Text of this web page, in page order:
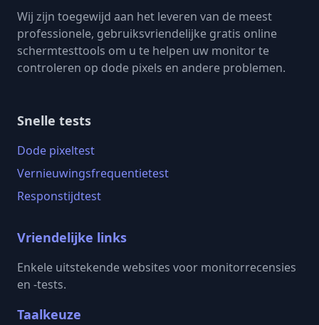
Wij zijn toegewijd aan het leveren van de meest
professionele, gebruiksvriendelijke gratis online
schermtesttools om u te helpen uw monitor te
controleren op dode pixels en andere problemen.
Snelle tests
Dode pixeltest
Vernieuwingsfrequentietest
Responstijdtest
Vriendelijke links
Enkele uitstekende websites voor monitorrecensies
en -tests.
Taalkeuze